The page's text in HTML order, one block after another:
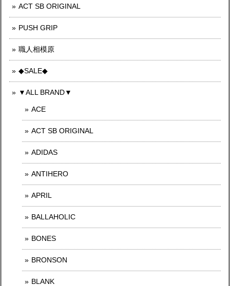
ACT SB ORIGINAL
PUSH GRIP
職人相模原
◆SALE◆
▼ALL BRAND▼
ACE
ACT SB ORIGINAL
ADIDAS
ANTIHERO
APRIL
BALLAHOLIC
BONES
BRONSON
BLANK